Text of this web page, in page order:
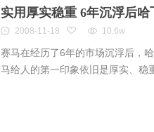
实用厚实稳重 6年沉浮后哈
2008-11-18 10.6w
赛马在经历了6年的市场沉浮后，
马给人的第一印象依旧是厚实、稳